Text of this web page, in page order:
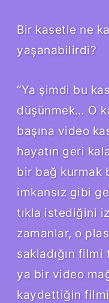
Bir kasetle ne
yaşanabilirdi?
“Ya şimdi bu
düşünmek… O
başına video
hayatın geri
bir bağ kurmak
imkansız gibi
tıkla istediğini
zamanlar, o
sakladığın
ya bir video
kaydettiğin filmi